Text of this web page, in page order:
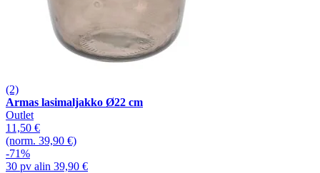
(2)
Armas lasimaljakko Ø22 cm
Outlet
11,50 €
(norm. 39,90 €)
-71%
30 pv alin 39,90 €